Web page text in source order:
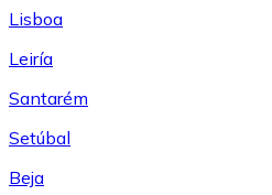
Lisboa
Leiría
Santarém
Setúbal
Beja